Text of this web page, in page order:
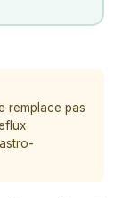
remplace pas